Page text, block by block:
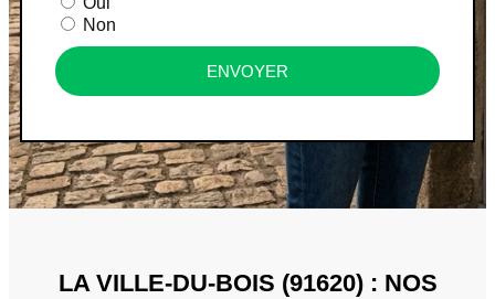
Non
ENVOYER
LA VILLE-DU-BOIS (91620) : NOS